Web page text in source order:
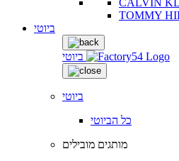
TOMMY
ביוטי
ביוטי
ביוטי
כל הביוטי
מותגים מובילים